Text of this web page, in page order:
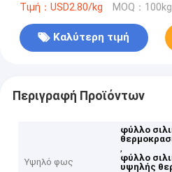
Τιμή：USD2.80/kg MOQ：
Καλύτερη τιμή
Περιγραφή Προϊόντων
Υψηλό φως
φύλλο
,
φύλλο
υψηλής